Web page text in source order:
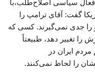
فعال سیاسی اصلاح‌طلب،با
گفت: آقای ترامپ را
را جدی نمی‌گیرند. کسی که
تغییر دهد، طبیعتاً
ایران در
را لحاظ نمی‌کنند.